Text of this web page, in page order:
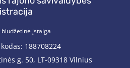
biudžetinė įstaiga
188708224
g. 50, LT-09318 Vilnius